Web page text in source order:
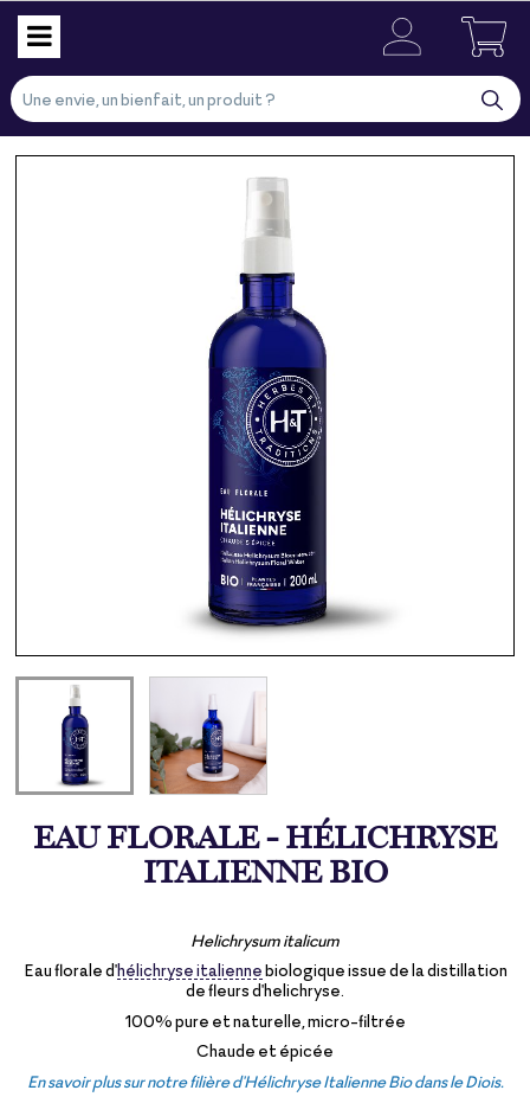
EAU FLORALE - HÉLICHRYSE
ITALIENNE BIO
Helichrysum italicum
Eau florale d'hélichryse italiennebiologique issue de la distillation
de fleurs d'helichryse.
100% pure et naturelle, micro-filtrée
Chaude et épicée
En savoir plus sur notre filière d'Hélichryse Italienne Bio dans le Diois.